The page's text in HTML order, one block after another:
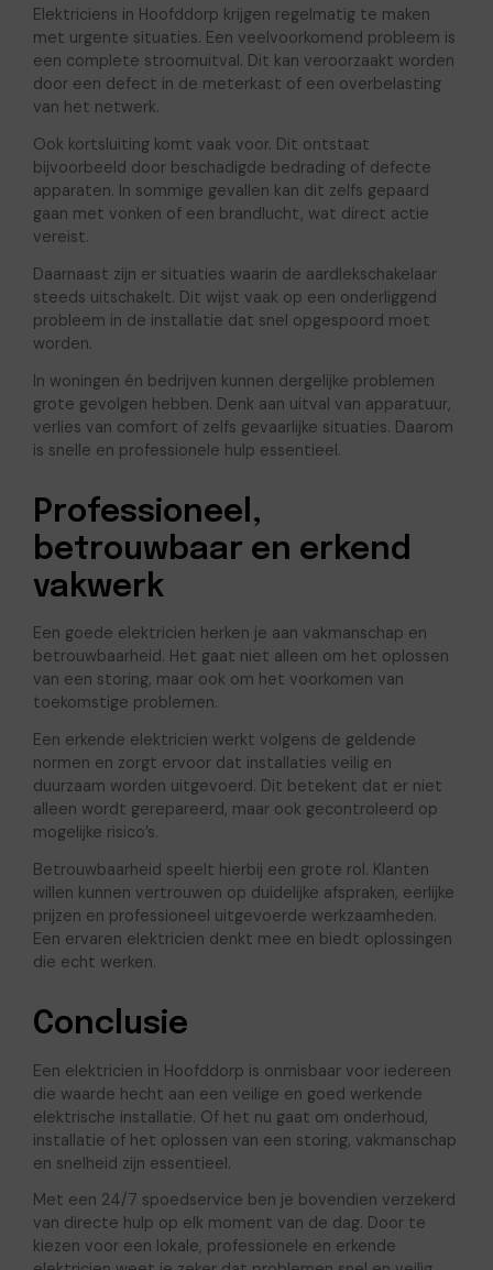
Elektriciens in Hoofddorp krijgen regelmatig te maken
met urgente situaties. Een veelvoorkomend probleem is
een complete stroomuitval. Dit kan veroorzaakt worden
door een defect in de meterkast of een overbelasting
van het netwerk.
Ook kortsluiting komt vaak voor. Dit ontstaat
bijvoorbeeld door beschadigde bedrading of defecte
apparaten. In sommige gevallen kan dit zelfs gepaard
gaan met vonken of een brandlucht, wat direct actie
vereist.
Daarnaast zijn er situaties waarin de aardlekschakelaar
steeds uitschakelt. Dit wijst vaak op een onderliggend
probleem in de installatie dat snel opgespoord moet
worden.
In woningen én bedrijven kunnen dergelijke problemen
grote gevolgen hebben. Denk aan uitval van apparatuur,
verlies van comfort of zelfs gevaarlijke situaties. Daarom
is snelle en professionele hulp essentieel.
Professioneel,
betrouwbaar en erkend
vakwerk
Een goede elektricien herken je aan vakmanschap en
betrouwbaarheid. Het gaat niet alleen om het oplossen
van een storing, maar ook om het voorkomen van
toekomstige problemen.
Een erkende elektricien werkt volgens de geldende
normen en zorgt ervoor dat installaties veilig en
duurzaam worden uitgevoerd. Dit betekent dat er niet
alleen wordt gerepareerd, maar ook gecontroleerd op
mogelijke risico’s.
Betrouwbaarheid speelt hierbij een grote rol. Klanten
willen kunnen vertrouwen op duidelijke afspraken, eerlijke
prijzen en professioneel uitgevoerde werkzaamheden.
Een ervaren elektricien denkt mee en biedt oplossingen
die echt werken.
Conclusie
Een elektricien in Hoofddorp is onmisbaar voor iedereen
die waarde hecht aan een veilige en goed werkende
elektrische installatie. Of het nu gaat om onderhoud,
installatie of het oplossen van een storing, vakmanschap
en snelheid zijn essentieel.
Met een 24/7 spoedservice ben je bovendien verzekerd
van directe hulp op elk moment van de dag. Door te
kiezen voor een lokale, professionele en erkende